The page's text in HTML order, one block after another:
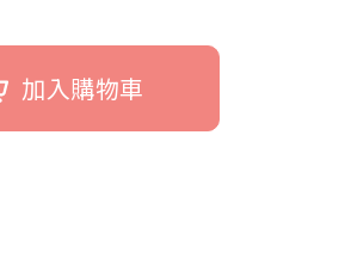
加入購物車